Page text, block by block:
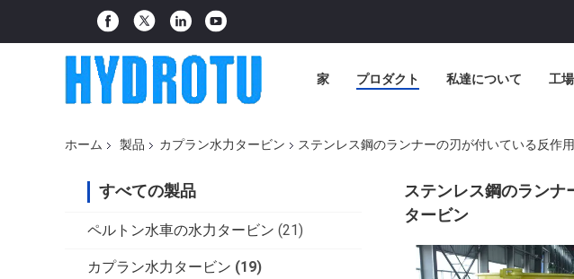
家 プロダクト 私達について 工
ホーム 製品 カプラン水力タービン ステンレス鋼のランナーの刃が付いている反作
すべての製品
ペルトン水車の水力タービン (21)
カプラン水力タービン (19)
ステンレス鋼のランナ
タービン